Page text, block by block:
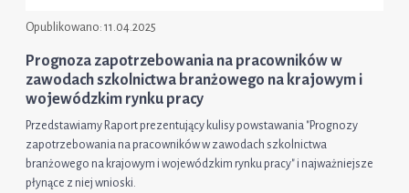
Opublikowano: 11.04.2025
Prognoza zapotrzebowania na pracowników w
zawodach szkolnictwa branżowego na krajowym i
wojewódzkim rynku pracy
Przedstawiamy Raport prezentujący kulisy powstawania "Prognozy
zapotrzebowania na pracowników w zawodach szkolnictwa
branżowego na krajowym i wojewódzkim rynku pracy" i najważniejsze
płynące z niej wnioski.